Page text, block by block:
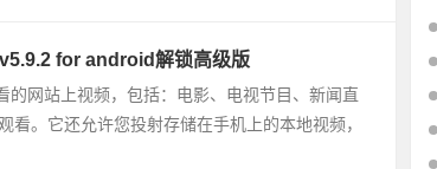
for android解锁高级版
网站上视频，包括：电影、电视节目、新闻直
看。它还允许您投射存储在手机上的本地视频，